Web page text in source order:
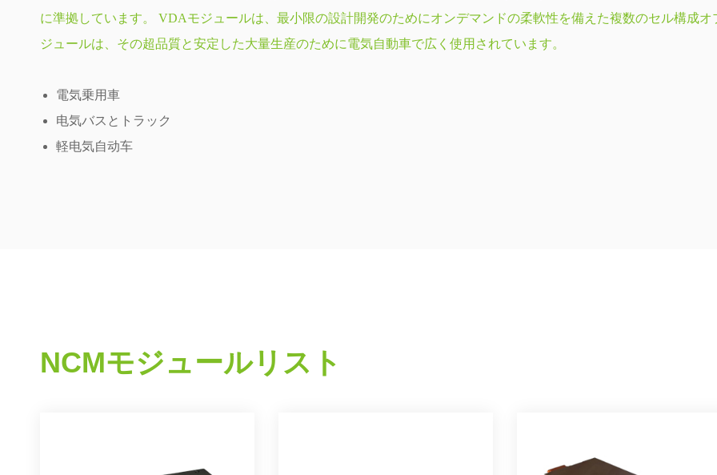
に準拠しています。 VDAモジュールは、最小限の設計開発のためにオンデマンドの柔軟性を備えた複数のセル構成
ジュールは、その超品質と安定した大量生産のために電気自動車で広く使用されています。
電気乗用車
电気バスとトラック
軽电気自动车
NCMモジュールリスト